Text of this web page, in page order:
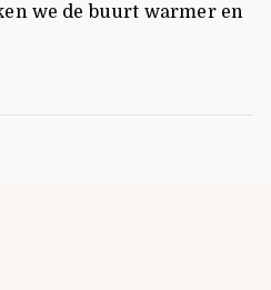
we de buurt warmer en